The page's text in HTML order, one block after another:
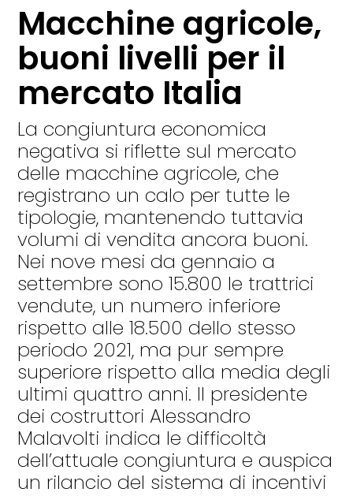
Macchine agricole,
buoni livelli per il
mercato Italia
La congiuntura economica
negativa si riflette sul mercato
delle macchine agricole, che
registrano un calo per tutte le
tipologie, mantenendo tuttavia
volumi di vendita ancora buoni.
Nei nove mesi da gennaio a
settembre sono 15.800 le trattrici
vendute, un numero inferiore
rispetto alle 18.500 dello stesso
periodo 2021, ma pur sempre
superiore rispetto alla media degli
ultimi quattro anni. Il presidente
dei costruttori Alessandro
Malavolti indica le difficoltà
dell’attuale congiuntura e auspica
un rilancio del sistema di incentivi